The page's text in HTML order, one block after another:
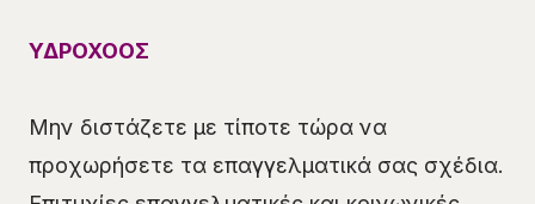
ΥΔΡΟΧΟΟΣ
Μην διστάζετε με τίποτε τώρα να
προχωρήσετε τα επαγγελματικά σας σχέδια.